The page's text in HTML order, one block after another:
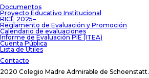
Documentos
Proyecto Educativo Institucional
RICE 2025–
Reglamento de Evaluación y Promoción
Calendario de evaluaciones
Informe de Evaluación PIE (ITEA)
Cuenta Pública
Lista de Útiles
Contacto
2020 Colegio Madre Admirable de Schoenstatt.